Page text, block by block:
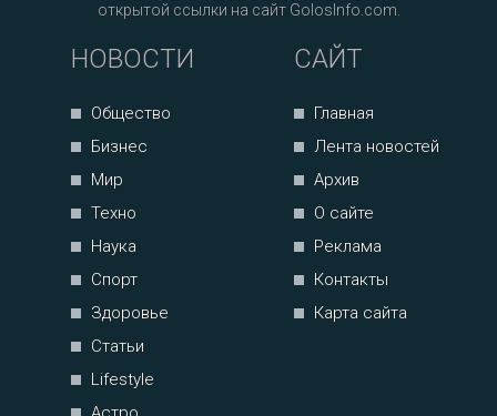
открытой ссылки на сайт GolosInfo.com.
НОВОСТИ
Общество
Бизнес
Мир
Техно
Наука
Спорт
Здоровье
Статьи
Lifestyle
САЙТ
Главная
Лента новостей
Архив
О сайте
Реклама
Контакты
Карта сайта